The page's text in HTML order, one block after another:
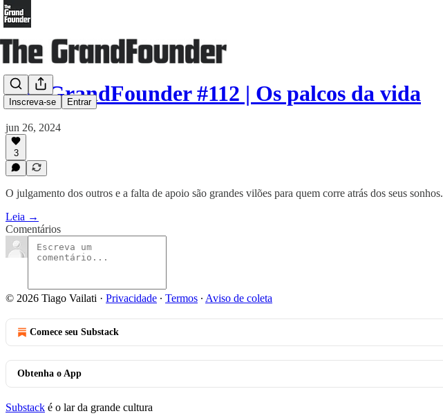
Inscreva-se Entrar
The GrandFounder #112 | Os palcos da vida
jun 26, 2024
3
O julgamento dos outros e a falta de apoio são grandes vilões para quem corre atrás dos seus
Leia →
Comentários
© 2026 Tiago Vailati · Privacidade ∙ Termos ∙ Aviso de coleta
Comece seu Substack
Obtenha o App
Substack é o lar da grande cultura